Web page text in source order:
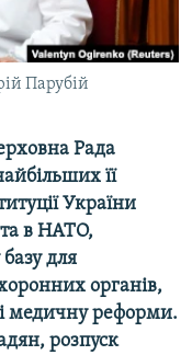
Парубій
Рада
її
України
в НАТО,
для
органів,
і медичну реформи.
розпуск